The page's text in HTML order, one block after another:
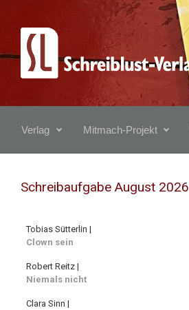
Zum Hauptinhalt springen
Verlag Mitmach-Projekt
Schreibaufgabe August 2026
Tobias Sütterlin |
Clown sein
Robert Reitz |
Niemals nicht
Clara Sinn |